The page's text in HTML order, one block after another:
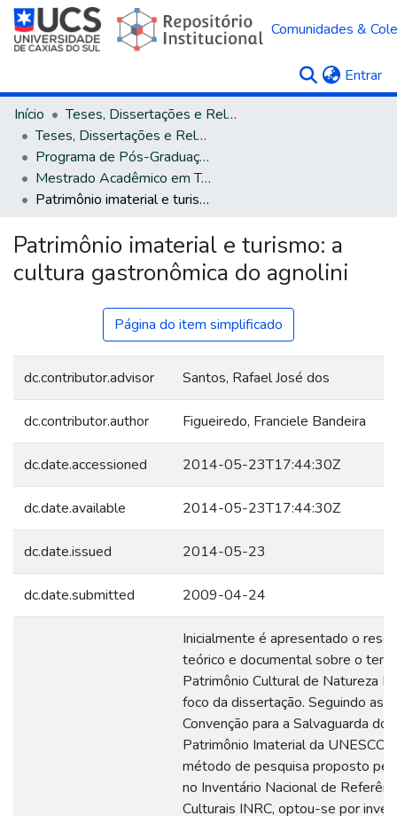
Comunidades &
Entrar
Início
Teses, Dissertações e Relatórios
Teses, Dissertações e Relatórios defendidos na UCS
Programa de Pós-Graduação em Turismo e Hospitalidade
Mestrado Acadêmico em Turismo e Hospitalidade
Patrimônio imaterial e turismo: a cultura gastronômica do agnolini
Patrimônio imaterial e turismo: a
cultura gastronômica do agnolini
Página do item simplificado
dc.contributor.advisor Santos, Rafael José dos
dc.contributor.author Figueiredo, Franciele Bandeira
dc.date.accessioned 2014-05-23T17:44:30Z
dc.date.available 2014-05-23T17:44:30Z
dc.date.issued 2014-05-23
dc.date.submitted 2009-04-24
Inicialmente é apresentado o
teórico e documental sobre o tema
Patrimônio Cultural de Natureza
foco da dissertação. Seguindo as
Convenção para a Salvaguarda do
Patrimônio Imaterial da UNESCO
método de pesquisa proposto
no Inventário Nacional de
Culturais INRC, optou-se por